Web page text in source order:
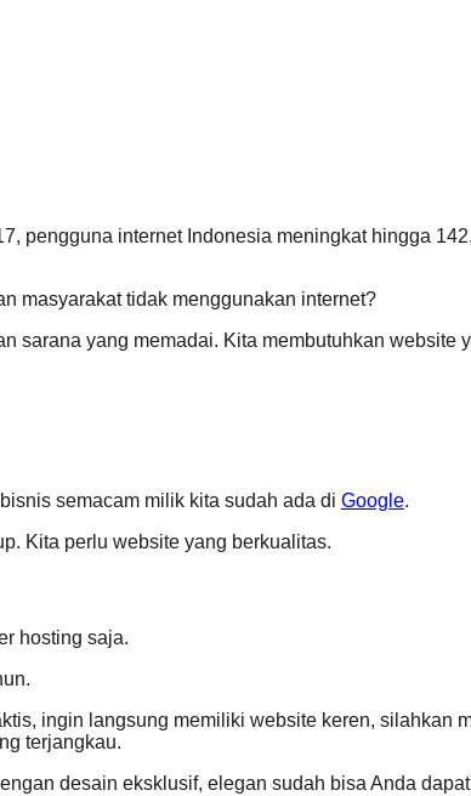
pengguna internet Indonesia meningkat hingga
masyarakat tidak menggunakan internet?
sarana yang memadai. Kita membutuhkan website
semacam milik kita sudah ada di Google.
Kita perlu website yang berkualitas.
hosting saja.
ingin langsung memiliki website keren, silahkan
terjangkau.
desain eksklusif, elegan sudah bisa Anda